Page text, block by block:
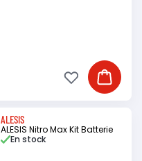
Ajouter
Ajouter à ma
ALESIS
ALESIS Nitro Max Kit Batterie
En stock